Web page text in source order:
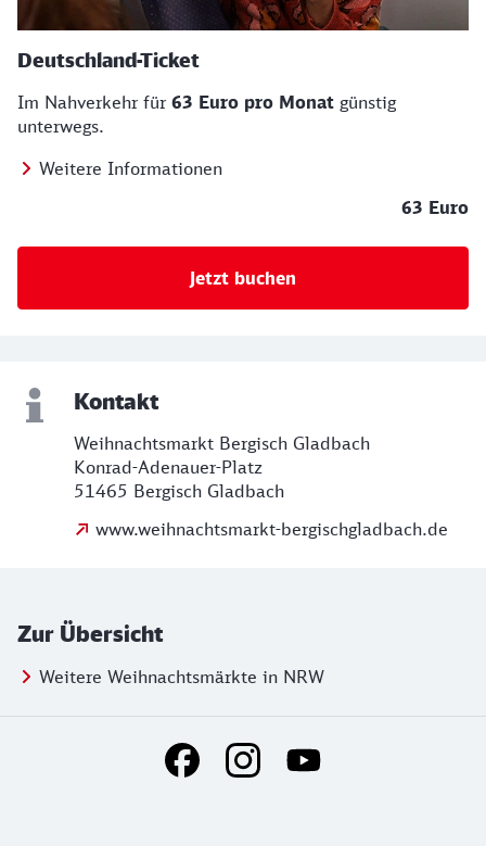
Deutschland-Ticket
Im Nahverkehr für 63 Euro pro Monat günstig
unterwegs.
Weitere Informationen
63 Euro
Jetzt buchen
Kontakt
Weihnachtsmarkt Bergisch Gladbach
Konrad-Adenauer-Platz
51465 Bergisch Gladbach
www.weihnachtsmarkt-bergischgladbach.de
Zur Übersicht
Weitere Weihnachtsmärkte in NRW
Social Media Links